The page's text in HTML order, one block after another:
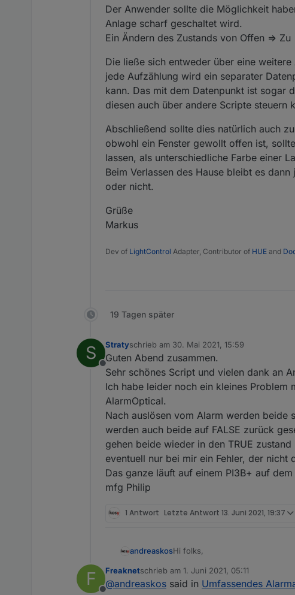
Der Anwender sollte die Möglichkeit
Anlage scharf geschaltet wird.
Ein Ändern des Zustands von Offen =>
Die ließe sich entweder über eine
jede Aufzählung wird ein separater
kann. Das mit dem Datenpunkt ist sogar
diesen auch über andere Scripte steuern
Abschließend sollte dies natürlich auch
obwohl ein Fenster gewollt offen ist,
lassen, als unterschiedliche Farbe einer
Beim Verlassen des Hause bleibt es
oder nicht.
Grüße
Markus
Dev of LightControl Adapter, Contributor of HUE and
19 Tagen später
S
Offline
Stratyschrieb am 30. Mai 2021, 15:59
zuletzt editiert von
Guten Abend zusammen.
Sehr schönes Script und vielen dank an
Ich habe leider noch ein kleines
AlarmOptical.
Nach auslösen vom Alarm werden beide
werden auch beide auf FALSE zurück
gehen beide wieder in den TRUE
eventuell nur bei mir ein Fehler, der nicht
Das ganze läuft auf einem PI3B+ auf
mfg Philip
1 Antwort Letzte Antwort 13. Juni 2021, 19:37
andreaskosHi folks,
Danke für euer Interesse an
eingehen:
F Freaknetschrieb am 1. Juni 2021, 05:11
zuletzt editiert von
@andreaskos said in Umfassendes